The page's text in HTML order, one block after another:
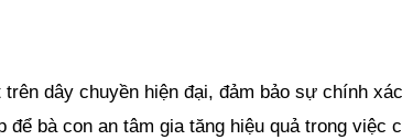
dây chuyền hiện đại, đảm bảo sự chính
bà con an tâm gia tăng hiệu quả trong việc